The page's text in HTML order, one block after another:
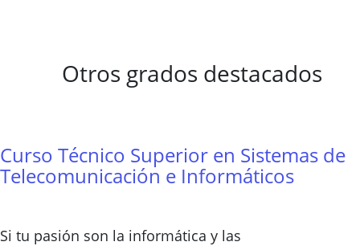
Otros grados destacados
Curso Técnico Superior en Sistemas de
Telecomunicación e Informáticos
Si tu pasión son la informática y las